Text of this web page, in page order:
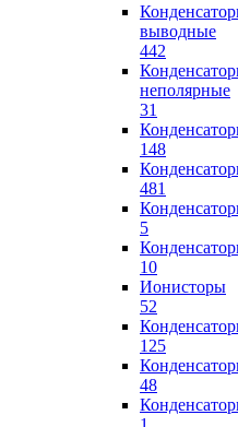
выводные
442
неполярные
31
148
481
5
10
Ионисторы
52
125
48